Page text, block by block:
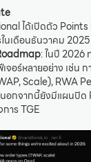
ได้เปิดตัว
นเดือนธันวาคม 2025
: ในปี 2026
จอร์หลายอย่าง เช่น
Scale), RWA
อกจากนี้ยังมีแผนปิด
าร TGE